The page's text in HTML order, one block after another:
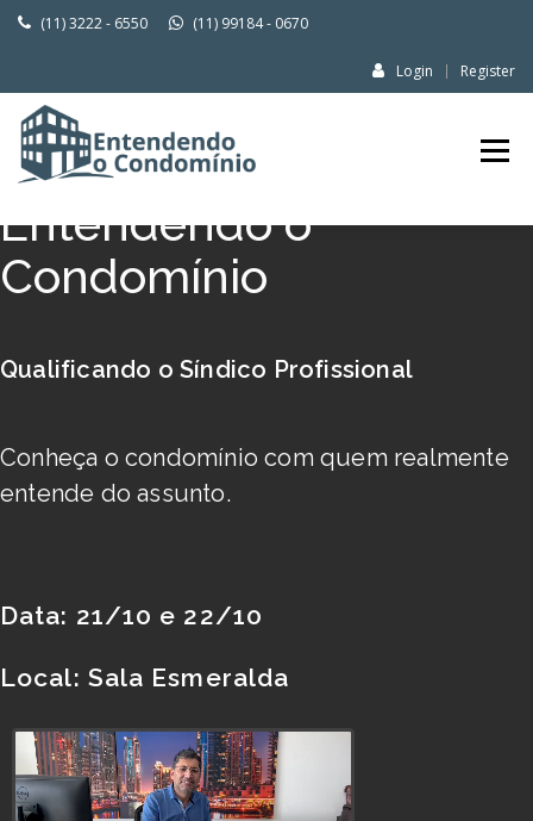
(11) 3222 - 6550 (11) 99184 - 0670
Login Register
Entendendo o
Condomínio
Qualificando o Síndico Profissional
Conheça o condomínio com quem realmente
entende do assunto.
Data: 21/10 e 22/10
Local: Sala Esmeralda